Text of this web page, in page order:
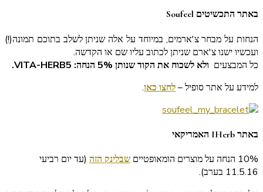
באתר התכשיטים Soufeel
הנחות על מבחר צ'ארמים, במיוחד על אלה שניתן לשלב בתוכם תמונה(!)
ועכשיו ישנו צ'ארם שניתן לכתוב עליו שם או הקדשה.
כל המבצעים ולא לשכוח את הקוד שנותן 5% הנחה: VITA-HERB5.
למידע על אתר סופיל –לחצו כאן.
באתר IHerb האמריקאי
10% הנחה על מוצרים הומאופטיים שבלינק הזה (עד יום רביעי
11.5.16 בערב).